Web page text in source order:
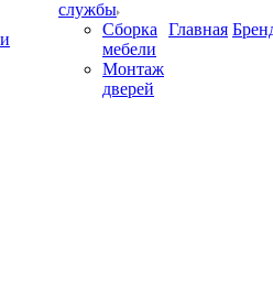
службы
Сборка
мебели
Монтаж
дверей
Главная